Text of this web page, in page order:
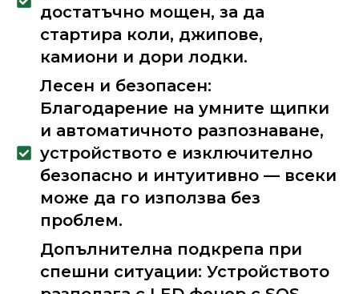
достатъчно мощен, за да
стартира коли, джипове,
камиони и дори лодки.
Лесен и безопасен:
Благодарение на умните щипки
и автоматичното разпознаване,
устройството е изключително
безопасно и интуитивно — всеки
може да го използва без
проблем.
Допълнителна подкрепа при
спешни ситуации: Устройството